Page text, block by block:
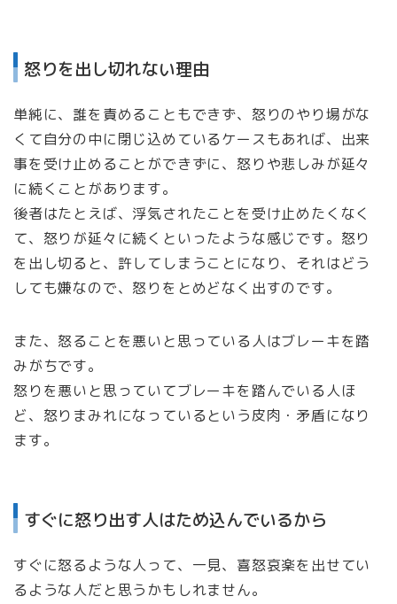
怒りを出し切れない理由
単純に、誰を責めることもできず、怒りのやり場がな
くて自分の中に閉じ込めているケースもあれば、出来
事を受け止めることができずに、怒りや悲しみが延々
に続くことがあります。
後者はたとえば、浮気されたことを受け止めたくなく
て、怒りが延々に続くといったような感じです。怒り
を出し切ると、許してしまうことになり、それはどう
しても嫌なので、怒りをとめどなく出すのです。
また、怒ることを悪いと思っている人はブレーキを踏
みがちです。
怒りを悪いと思っていてブレーキを踏んでいる人ほ
ど、怒りまみれになっているという皮肉・矛盾になり
ます。
すぐに怒り出す人はため込んでいるから
すぐに怒るような人って、一見、喜怒哀楽を出せてい
るような人だと思うかもしれません。